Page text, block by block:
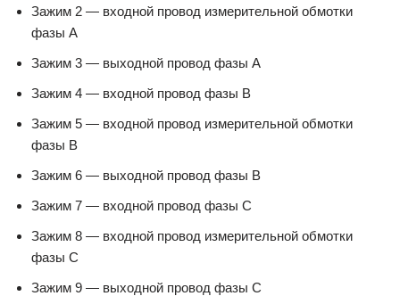
Зажим 2 — входной провод измерительной обмотки
фазы А
Зажим 3 — выходной провод фазы А
Зажим 4 — входной провод фазы В
Зажим 5 — входной провод измерительной обмотки
фазы В
Зажим 6 — выходной провод фазы В
Зажим 7 — входной провод фазы С
Зажим 8 — входной провод измерительной обмотки
фазы С
Зажим 9 — выходной провод фазы С